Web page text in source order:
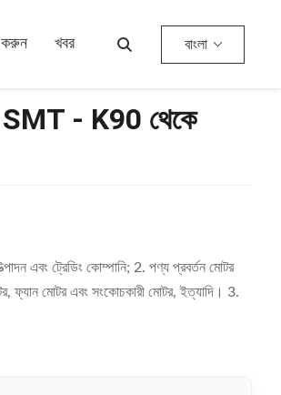
করুন খবর বাংলা
SMT - K90 থেকে
এবং ট্রেডিং কোম্পানি; 2. পণ্য প্রবর্তন মোটর
ফ্যান মোটর এবং সংকোচকারী মোটর, ইত্যাদি। 3.